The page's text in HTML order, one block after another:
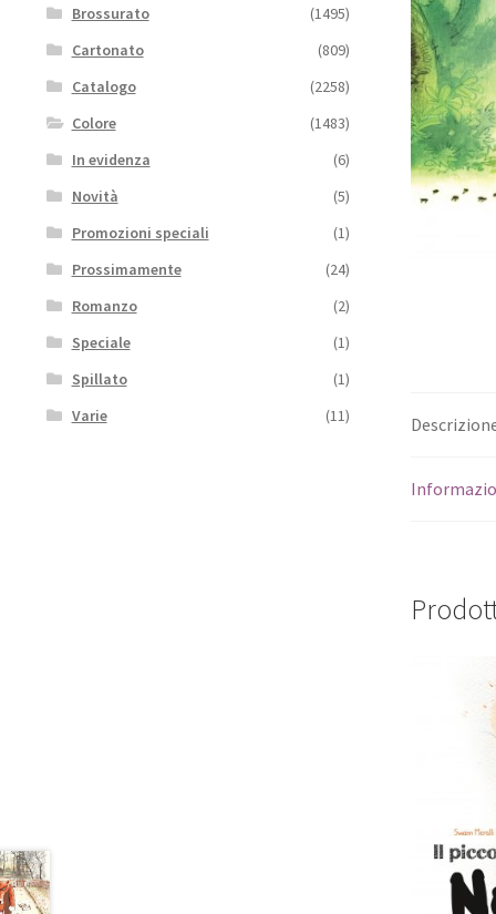
Brossurato
(1495)
Cartonato
(809)
Catalogo
(2258)
Colore
(1483)
In evidenza
(6)
Novità
(5)
Promozioni speciali
(1)
Prossimamente
(24)
Romanzo
(2)
Speciale
(1)
Spillato
(1)
Varie
(11)